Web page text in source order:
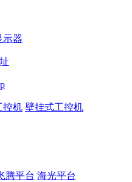
示器
控机 壁挂式工控机
腾平台 海光平台